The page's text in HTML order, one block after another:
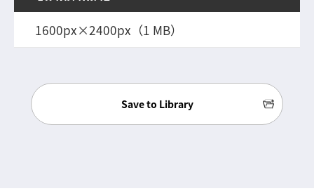
1600px×2400px（1 MB）
Save to Library